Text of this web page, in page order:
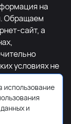
на
Обращаем
сайт, а
условиях не
кодекса
подробной
и